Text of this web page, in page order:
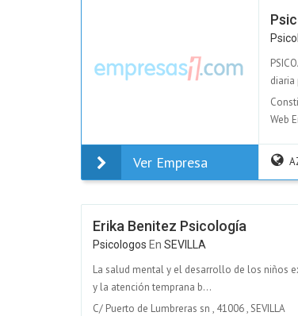
Ver Empresa
diaria
Web
Erika Benitez Psicología
Psicologos En SEVILLA
La salud mental y el desarrollo de los niños
y la atención temprana b...
C/ Puerto de Lumbreras sn , 41006,SEVILLA